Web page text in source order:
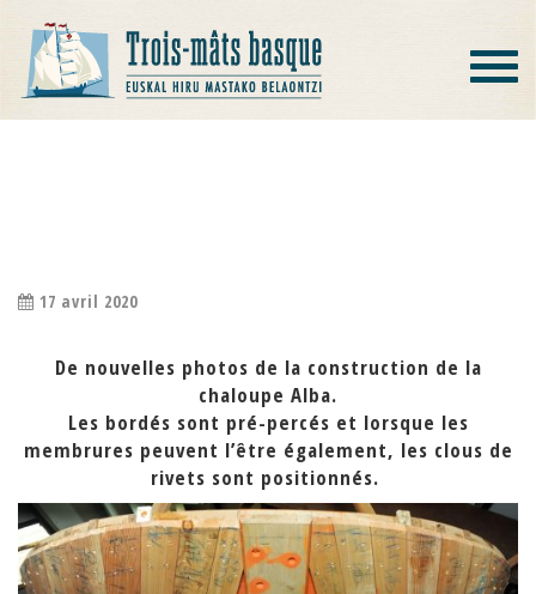
Toggle
17 avril 2020
De nouvelles photos de la construction de la
chaloupe Alba.
Les bordés sont pré-percés et lorsque les
membrures peuvent l’être également, les clous de
rivets sont positionnés.